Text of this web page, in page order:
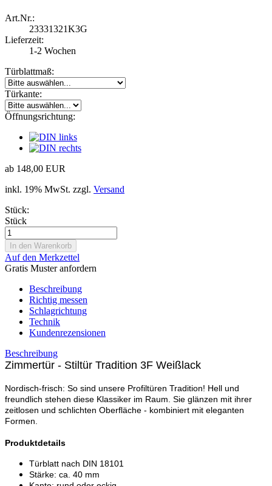
Art.Nr.:
23331321K3G
Lieferzeit:
1-2 Wochen
Türblattmaß:
Türkante:
Öffnungsrichtung:
ab 148,00 EUR
inkl. 19% MwSt. zzgl. Versand
Stück:
Stück
Auf den Merkzettel
Gratis Muster anfordern
Beschreibung
Richtig messen
Schlagrichtung
Technik
Kundenrezensionen
Beschreibung
Zimmertür - Stiltür Tradition 3F Weißlack
Nordisch-frisch: So sind unsere Profiltüren Tradition! Hell und
freundlich stehen diese Klassiker im Raum. Sie glänzen mit ihrer
zeitlosen und schlichten Oberfläche - kombiniert mit eleganten
Formen.
Produktdetails
Türblatt nach DIN 18101
Stärke: ca. 40 mm